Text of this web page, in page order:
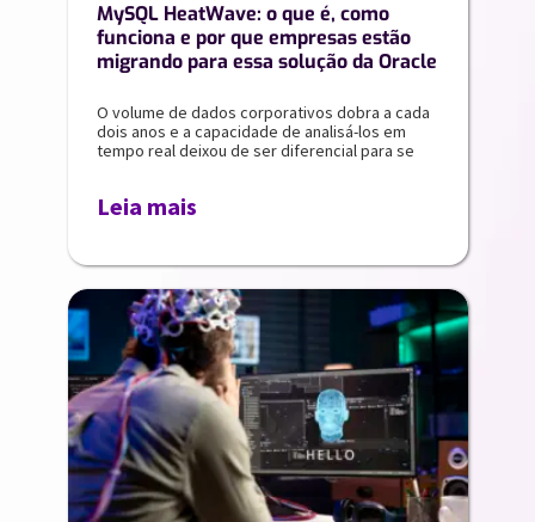
MySQL HeatWave: o que é, como
funciona e por que empresas estão
migrando para essa solução da Oracle
O volume de dados corporativos dobra a cada
dois anos e a capacidade de analisá-los em
tempo real deixou de ser diferencial para se
Leia mais